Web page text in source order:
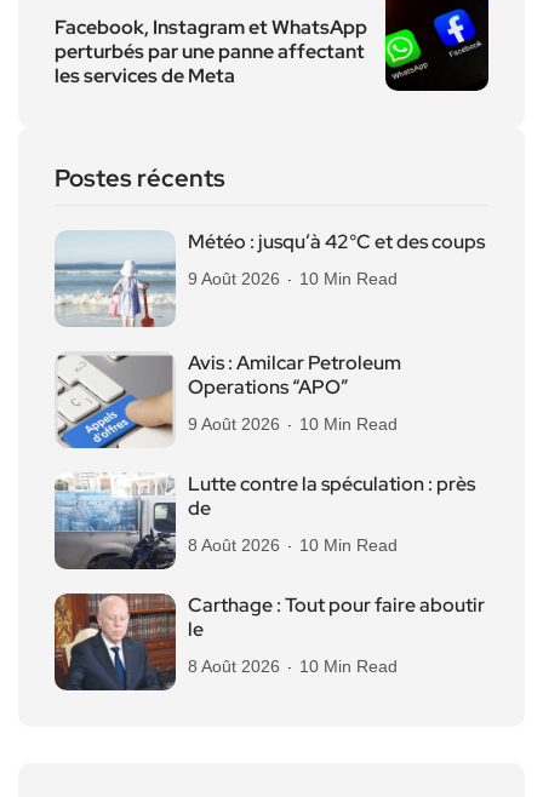
Facebook, Instagram et WhatsApp
perturbés par une panne affectant
les services de Meta
Postes récents
Météo : jusqu’à 42°C et des coups
9 Août 2026 10 Min Read
Avis : Amilcar Petroleum
Operations “APO”
9 Août 2026 10 Min Read
Lutte contre la spéculation : près
de
8 Août 2026 10 Min Read
Carthage : Tout pour faire aboutir
le
8 Août 2026 10 Min Read